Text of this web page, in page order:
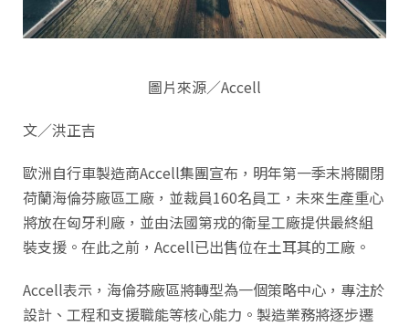
圖片來源／Accell
文／洪正吉
歐洲自行車製造商Accell集團宣布，明年第一季末將關閉
荷蘭海倫芬廠區工廠，並裁員160名員工，未來生產重心
將放在匈牙利廠，並由法國第戎的衛星工廠提供最終組
裝支援。在此之前，Accell已出售位在土耳其的工廠。
Accell表示，海倫芬廠區將轉型為一個策略中心，專注於
設計、工程和支援職能等核心能力。製造業務將逐步遷